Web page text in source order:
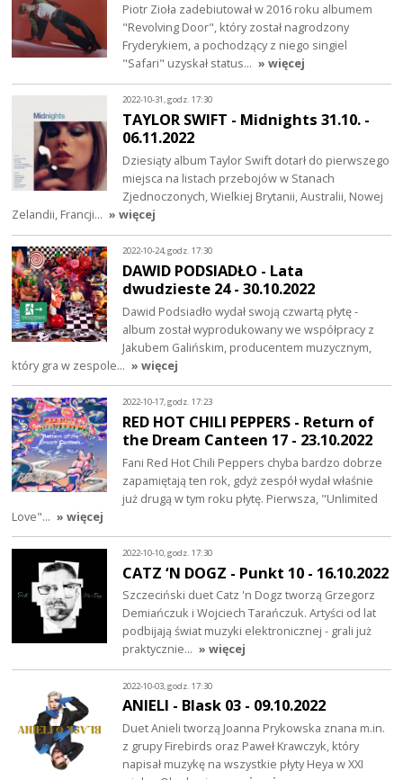
Piotr Zioła zadebiutował w 2016 roku albumem
"Revolving Door", który został nagrodzony
Fryderykiem, a pochodzący z niego singiel
"Safari" uzyskał status… » więcej
2022-10-31, godz. 17:30
TAYLOR SWIFT - Midnights 31.10. -
06.11.2022
Dziesiąty album Taylor Swift dotarł do pierwszego
miejsca na listach przebojów w Stanach
Zjednoczonych, Wielkiej Brytanii, Australii, Nowej
Zelandii, Francji… » więcej
2022-10-24, godz. 17:30
DAWID PODSIADŁO - Lata
dwudzieste 24 - 30.10.2022
Dawid Podsiadło wydał swoją czwartą płytę -
album został wyprodukowany we współpracy z
Jakubem Galińskim, producentem muzycznym,
który gra w zespole… » więcej
2022-10-17, godz. 17:23
RED HOT CHILI PEPPERS - Return of
the Dream Canteen 17 - 23.10.2022
Fani Red Hot Chili Peppers chyba bardzo dobrze
zapamiętają ten rok, gdyż zespół wydał właśnie
już drugą w tym roku płytę. Pierwsza, "Unlimited
Love"… » więcej
2022-10-10, godz. 17:30
CATZ ‘N DOGZ - Punkt 10 - 16.10.2022
Szczeciński duet Catz 'n Dogz tworzą Grzegorz
Demiańczuk i Wojciech Tarańczuk. Artyści od lat
podbijają świat muzyki elektronicznej - grali już
praktycznie… » więcej
2022-10-03, godz. 17:30
ANIELI - Blask 03 - 09.10.2022
Duet Anieli tworzą Joanna Prykowska znana m.in.
z grupy Firebirds oraz Paweł Krawczyk, który
napisał muzykę na wszystkie płyty Heya w XXI